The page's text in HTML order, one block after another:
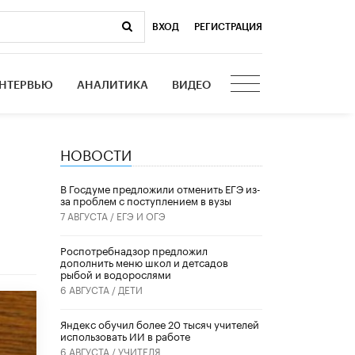
ВХОД РЕГИСТРАЦИЯ
АНАЛИТИКА ВИДЕО
НОВОСТИ
В Госдуме предложили отменить ЕГЭ из-
за проблем с поступлением в вузы
7 АВГУСТА / ЕГЭ И ОГЭ
Роспотребнадзор предложил
дополнить меню школ и детсадов
рыбой и водорослями
6 АВГУСТА / ДЕТИ
​Яндекс обучил более 20 тысяч учителей
использовать ИИ в работе
6 АВГУСТА /УЧИТЕЛЯ